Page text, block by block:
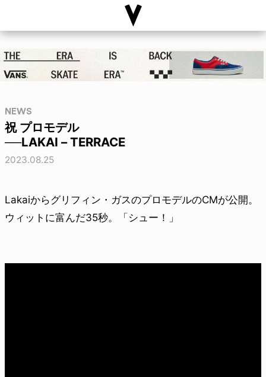
NEWS
祝 プロモデル
──LAKAI – TERRACE
2023.08.25
Lakaiからグリフィン・ガスのプロモデルのCMが公開。
ウィットに富んだ35秒。「シュー！」